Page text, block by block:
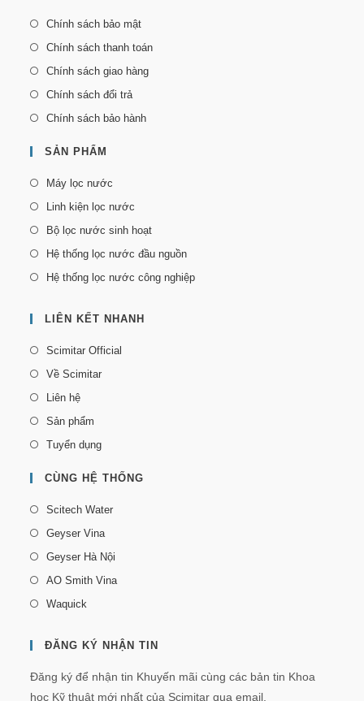
Chính sách bảo mật
Chính sách thanh toán
Chính sách giao hàng
Chính sách đổi trả
Chính sách bảo hành
SẢN PHẨM
Máy lọc nước
Linh kiện lọc nước
Bộ lọc nước sinh hoạt
Hệ thống lọc nước đầu nguồn
Hệ thống lọc nước công nghiệp
LIÊN KẾT NHANH
Scimitar Official
Về Scimitar
Liên hệ
Sản phẩm
Tuyển dụng
CÙNG HỆ THỐNG
Scitech Water
Geyser Vina
Geyser Hà Nội
AO Smith Vina
Waquick
ĐĂNG KÝ NHẬN TIN
Đăng ký để nhận tin Khuyến mãi cùng các bản tin Khoa
học Kỹ thuật mới nhất của Scimitar qua email.